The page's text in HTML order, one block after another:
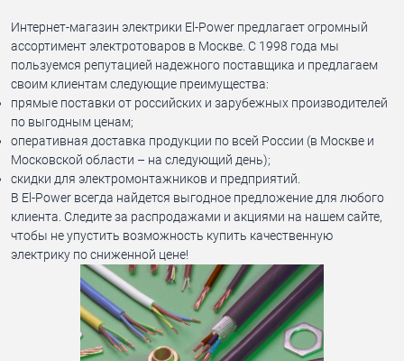
Интернет-магазин электрики El-Power предлагает огромный
ассортимент электротоваров в Москве. С 1998 года мы
пользуемся репутацией надежного поставщика и предлагаем
своим клиентам следующие преимущества:
прямые поставки от российских и зарубежных производителей
по выгодным ценам;
оперативная доставка продукции по всей России (в Москве и
Московской области – на следующий день);
скидки для электромонтажников и предприятий.
В El-Power всегда найдется выгодное предложение для любого
клиента. Следите за распродажами и акциями на нашем сайте,
чтобы не упустить возможность купить качественную
электрику по сниженной цене!